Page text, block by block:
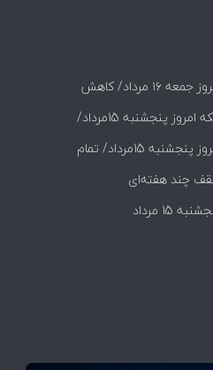
قیمت طلا و سکه امروز جمعه ۱۶ مرداد/ کاهش
قیمت طلا، دلار و سکه امروز پنجشنبه 15مرداد/
قیمت طلا و سکه امروز پنجشنبه 15مرداد/ تمام
+ جدول
چند هفته‌ای
مرداد